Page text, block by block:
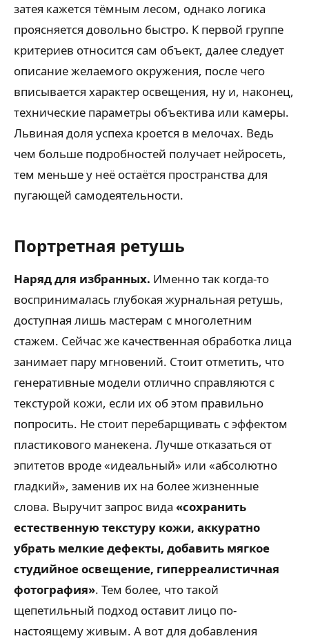
затея кажется тёмным лесом, однако логика
проясняется довольно быстро. К первой группе
критериев относится сам объект, далее следует
описание желаемого окружения, после чего
вписывается характер освещения, ну и, наконец,
технические параметры объектива или камеры.
Львиная доля успеха кроется в мелочах. Ведь
чем больше подробностей получает нейросеть,
тем меньше у неё остаётся пространства для
пугающей самодеятельности.
Портретная ретушь
Наряд для избранных. Именно так когда-то
воспринималась глубокая журнальная ретушь,
доступная лишь мастерам с многолетним
стажем. Сейчас же качественная обработка лица
занимает пару мгновений. Стоит отметить, что
генеративные модели отлично справляются с
текстурой кожи, если их об этом правильно
попросить. Не стоит перебарщивать с эффектом
пластикового манекена. Лучше отказаться от
эпитетов вроде «идеальный» или «абсолютно
гладкий», заменив их на более жизненные
слова. Выручит запрос вида «сохранить
естественную текстуру кожи, аккуратно
убрать мелкие дефекты, добавить мягкое
студийное освещение, гиперреалистичная
фотография». Тем более, что такой
щепетильный подход оставит лицо по-
настоящему живым. А вот для добавления